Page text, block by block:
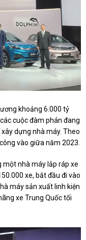
khoảng 6.000 tỷ
cuộc đàm phán đang
dựng nhà máy. Theo
vào giữa năm 2023.
một nhà máy lắp ráp xe
xe, bắt đầu đi vào
máy sản xuất linh kiện
xe Trung Quốc tối